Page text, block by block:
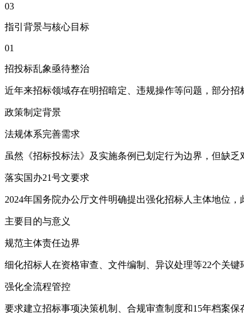
03
指引背景与核心目标
01
招投标乱象亟待整治
近年来招标领域存在明招暗定、违规操作等问题，部分
政策制定背景
法规体系完善需求
虽然《招标投标法》及实施条例已划定行为边界，但缺
落实国办21号文要求
2024年国务院办公厅文件明确提出强化招标人主体地位
主要目的与意义
规范主体责任边界
细化招标人在资格审查、文件编制、异议处理等22个关
强化全流程管控
要求建立招标事项决策机制、合规审查制度和15年档案